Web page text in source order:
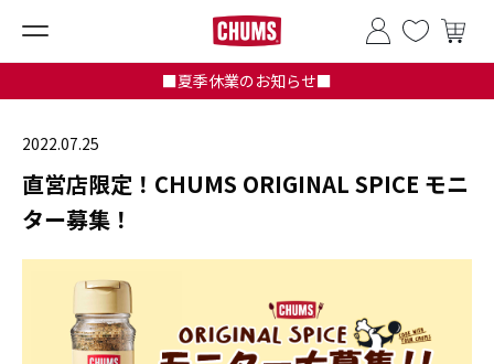
■夏季休業のお知らせ■
2022.07.25
直営店限定！CHUMS ORIGINAL SPICE モニ
ター募集！